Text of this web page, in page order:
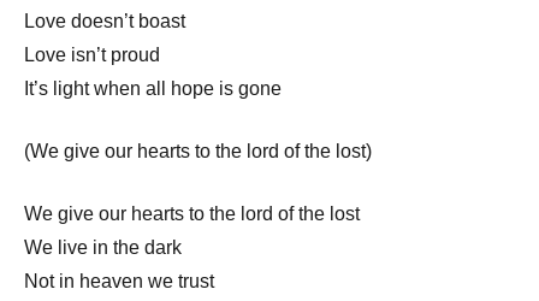
Love doesn’t boast
Love isn’t proud
It’s light when all hope is gone
(We give our hearts to the lord of the lost)
We give our hearts to the lord of the lost
We live in the dark
Not in heaven we trust